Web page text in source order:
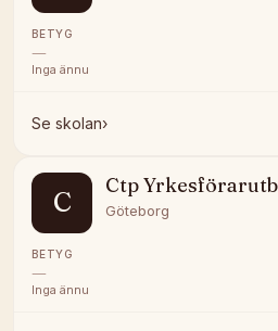
BETYG
—
Inga ännu
Se skolan›
C
Ctp
Göteborg
BETYG
—
Inga ännu